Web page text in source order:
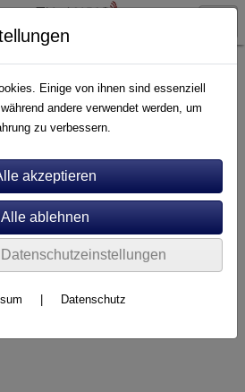
Einige von ihnen sind essenziell
andere verwendet werden, um
zu verbessern.
Datenschutz